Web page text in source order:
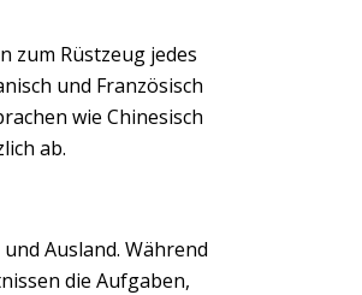
zum Rüstzeug jedes
und Französisch
wie Chinesisch
ab.
Ausland. Während
die Aufgaben,